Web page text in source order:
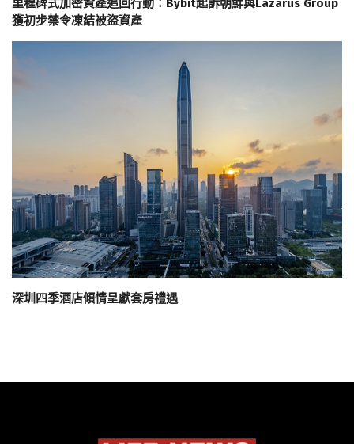
里程碑式加密資產追回行動：Bybit起訴朝鮮與Lazarus Group
獲初步禁令凍結被盜資產
深圳四季酒店傾情呈獻套房禮遇